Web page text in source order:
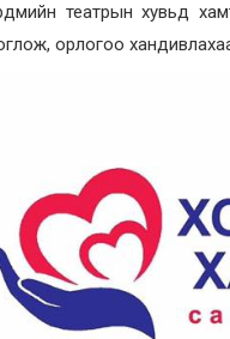
театрын хувьд
орлогоо